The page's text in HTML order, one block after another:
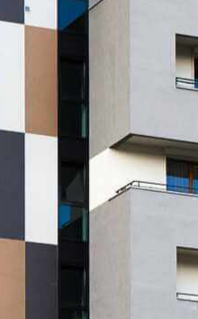
immeuble
logements